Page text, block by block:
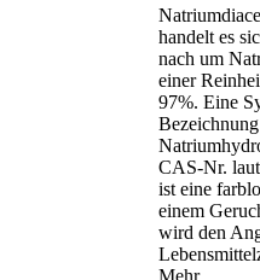
handelt es
nach um
einer
97%. Eine
CAS-Nr.
ist eine
einem
wird den
Mehr